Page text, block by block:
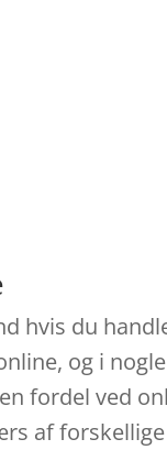
hvis du
og i
fordel ved
af